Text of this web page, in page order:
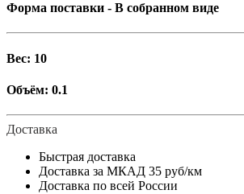
Форма поставки - В собранном виде
Вес: 10
Объём: 0.1
Доставка
Быстрая доставка
Доставка за МКАД 35 руб/км
Доставка по всей России